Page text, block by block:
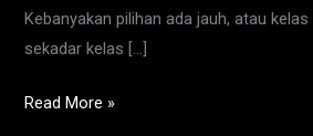
Kebanyakan pilihan ada jauh, atau
sekadar kelas […]
Read More »